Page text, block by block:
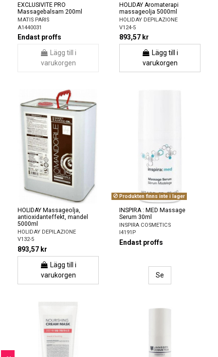
EXCLUSIVITE PRO
Massagebalsam 200ml
MATIS PARIS
A1440031
Endast proffs
Lägg till i
varukorgen
HOLIDAY Aromaterapi
massageolja 5000ml
HOLIDAY DEPILAZIONE
V124-5
893,57 kr
Lägg till i
varukorgen
HOLIDAY Massageolja,
antioxidanteffekt, mandel
5000ml
HOLIDAY DEPILAZIONE
V132-5
893,57 kr
Lägg till i
varukorgen
Produkten finns inte i lager
INSPIRA : MED Massage
Serum 30ml
INSPIRA COSMETICS
I4191P
Endast proffs
Se